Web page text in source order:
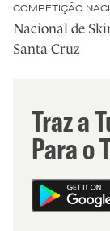
COMPETIÇÃO
Nacional de
Santa Cruz
Traz a
Para o